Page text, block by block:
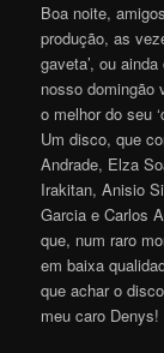
Boa noite,
produção, as
gaveta’, ou
nosso domingão
o melhor do seu
Um disco, que
Andrade, Elza
Irakitan, Anisio
Garcia e Carlos
que, num raro
em baixa
que achar o
meu caro Denys!